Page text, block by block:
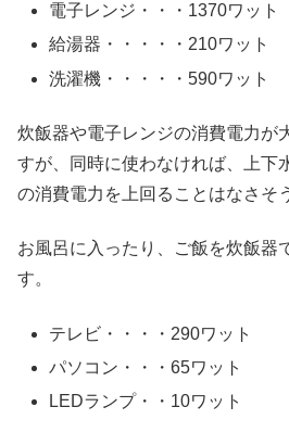
電子レンジ・・・1370ワット
給湯器・・・・・210ワット
洗濯機・・・・・590ワット
炊飯器や電子レンジの消費電力が
すが、同時に使わなければ、上下
の消費電力を上回ることはなさそ
お風呂に入ったり、ご飯を炊飯器
す。
テレビ・・・・290ワット
パソコン・・・65ワット
LEDランプ・・10ワット